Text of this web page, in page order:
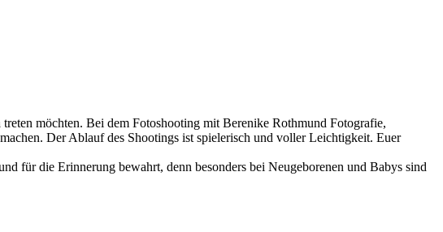
möchten. Bei dem Fotoshooting mit Berenike Rothmund Fotografie,
Der Ablauf des Shootings ist spielerisch und voller Leichtigkeit. Euer
für die Erinnerung bewahrt, denn besonders bei Neugeborenen und Babys sind